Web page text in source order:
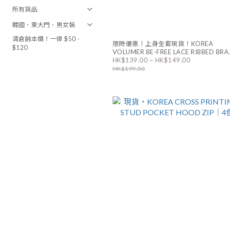
所有貨品
韓國．東大門．男女裝
清倉蝕本價！一律 $50 -
$120
限時優惠！上身全套現貨！KOREA
VOLUMER BE-FREE LACE RIBBED BRA
TOP 連PAD / OUTER｜2色
HK$139.00 ~ HK$149.00
HK$199.00